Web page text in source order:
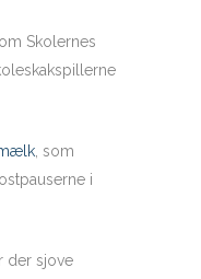
Skolernes
, som
i
der sjove